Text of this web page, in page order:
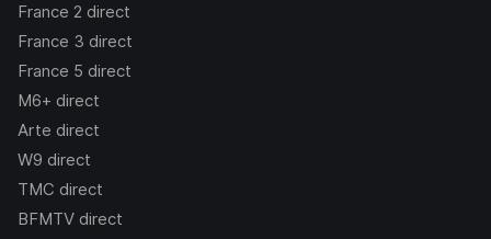
France 2 direct
France 3 direct
France 5 direct
M6+ direct
Arte direct
W9 direct
TMC direct
BFMTV direct